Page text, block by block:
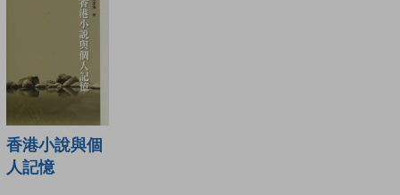
香港小說與個
人記憶